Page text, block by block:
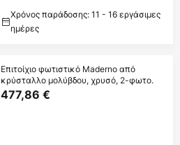
Χρόνος παράδοσης: 11 - 16 εργάσιμες
ημέρες
Επιτοίχιο φωτιστικό Maderno από
κρύσταλλο μολύβδου, χρυσό, 2-φωτο.
477,86 €